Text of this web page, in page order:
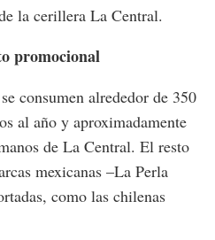
la cerillera La Central.
promocional
consumen alrededor de 350
al año y aproximadamente
de La Central. El resto
mexicanas –La Perla
como las chilenas